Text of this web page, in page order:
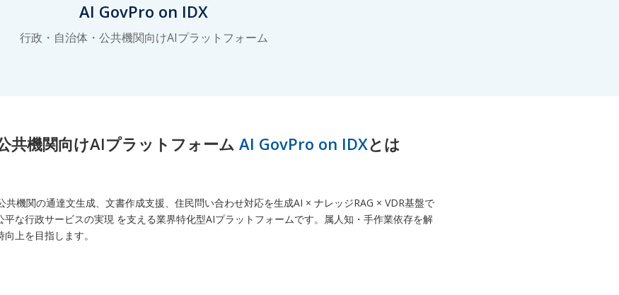
AI GovPro on IDX
行政・自治体・公共機関向けAIプラットフォーム
共機関向けAIプラットフォーム AI GovPro on IDXとは
共機関の通達文生成、文書作成支援、住民問い合わせ対応を生成AI × ナレッジRAG × VDR基盤で
な行政サービスの実現 を支える業界特化型AIプラットフォームです。属人知・手作業依存を解
上を目指します。